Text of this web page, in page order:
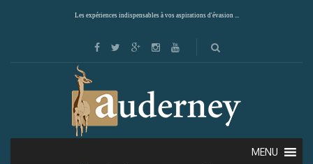
Les expériences indispensables à vos aspirations d'évasion ...
MENU
27772733[1] – Copie